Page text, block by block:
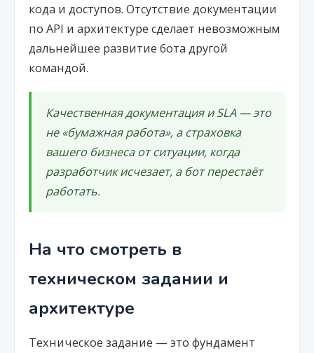
кода и доступов. Отсутствие документации
по API и архитектуре сделает невозможным
дальнейшее развитие бота другой
командой.
Качественная документация и SLA — это
не «бумажная работа», а страховка
вашего бизнеса от ситуации, когда
разработчик исчезает, а бот перестаёт
работать.
На что смотреть в
техническом задании и
архитектуре
Техническое задание — это фундамент